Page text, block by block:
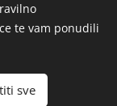
te vam ponudili
sve